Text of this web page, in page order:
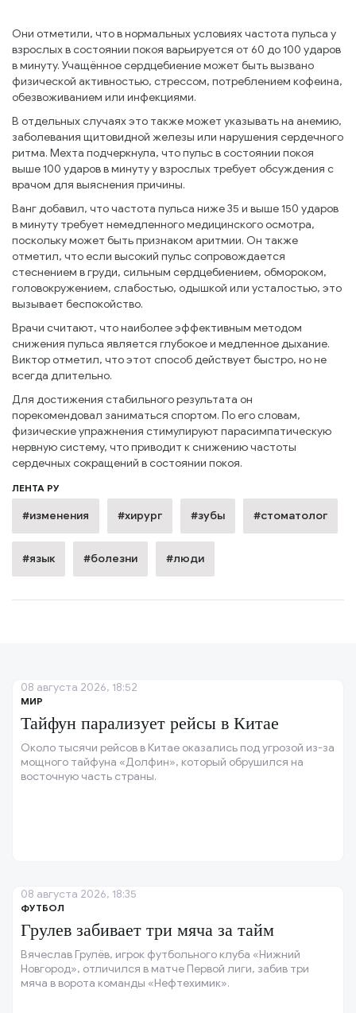
Они отметили, что в нормальных условиях частота пульса у
взрослых в состоянии покоя варьируется от 60 до 100 ударов
в минуту. Учащённое сердцебиение может быть вызвано
физической активностью, стрессом, потреблением кофеина,
обезвоживанием или инфекциями.
В отдельных случаях это также может указывать на анемию,
заболевания щитовидной железы или нарушения сердечного
ритма. Мехта подчеркнула, что пульс в состоянии покоя
выше 100 ударов в минуту у взрослых требует обсуждения с
врачом для выяснения причины.
Ванг добавил, что частота пульса ниже 35 и выше 150 ударов
в минуту требует немедленного медицинского осмотра,
поскольку может быть признаком аритмии. Он также
отметил, что если высокий пульс сопровождается
стеснением в груди, сильным сердцебиением, обмороком,
головокружением, слабостью, одышкой или усталостью, это
вызывает беспокойство.
Врачи считают, что наиболее эффективным методом
снижения пульса является глубокое и медленное дыхание.
Виктор отметил, что этот способ действует быстро, но не
всегда длительно.
Для достижения стабильного результата он
порекомендовал заниматься спортом. По его словам,
физические упражнения стимулируют парасимпатическую
нервную систему, что приводит к снижению частоты
сердечных сокращений в состоянии покоя.
ЛЕНТА РУ
#изменения #хирург #зубы #стоматолог
#язык #болезни #люди
МИР
Тайфун парализует рейсы в Китае
Около тысячи рейсов в Китае оказались под угрозой из-за
мощного тайфуна «Долфин», который обрушился на
восточную часть страны.
08 августа 2026, 18:52
ФУТБОЛ
Грулев забивает три мяча за тайм
Вячеслав Грулёв, игрок футбольного клуба «Нижний
Новгород», отличился в матче Первой лиги, забив три
мяча в ворота команды «Нефтехимик».
08 августа 2026, 18:35